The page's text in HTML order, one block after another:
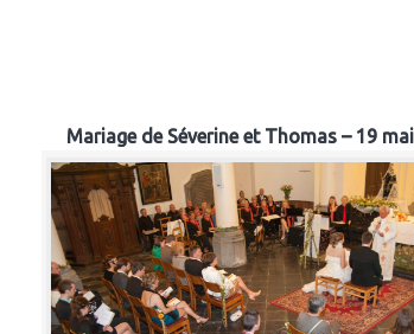
Mariage de Séverine et Thomas – 19